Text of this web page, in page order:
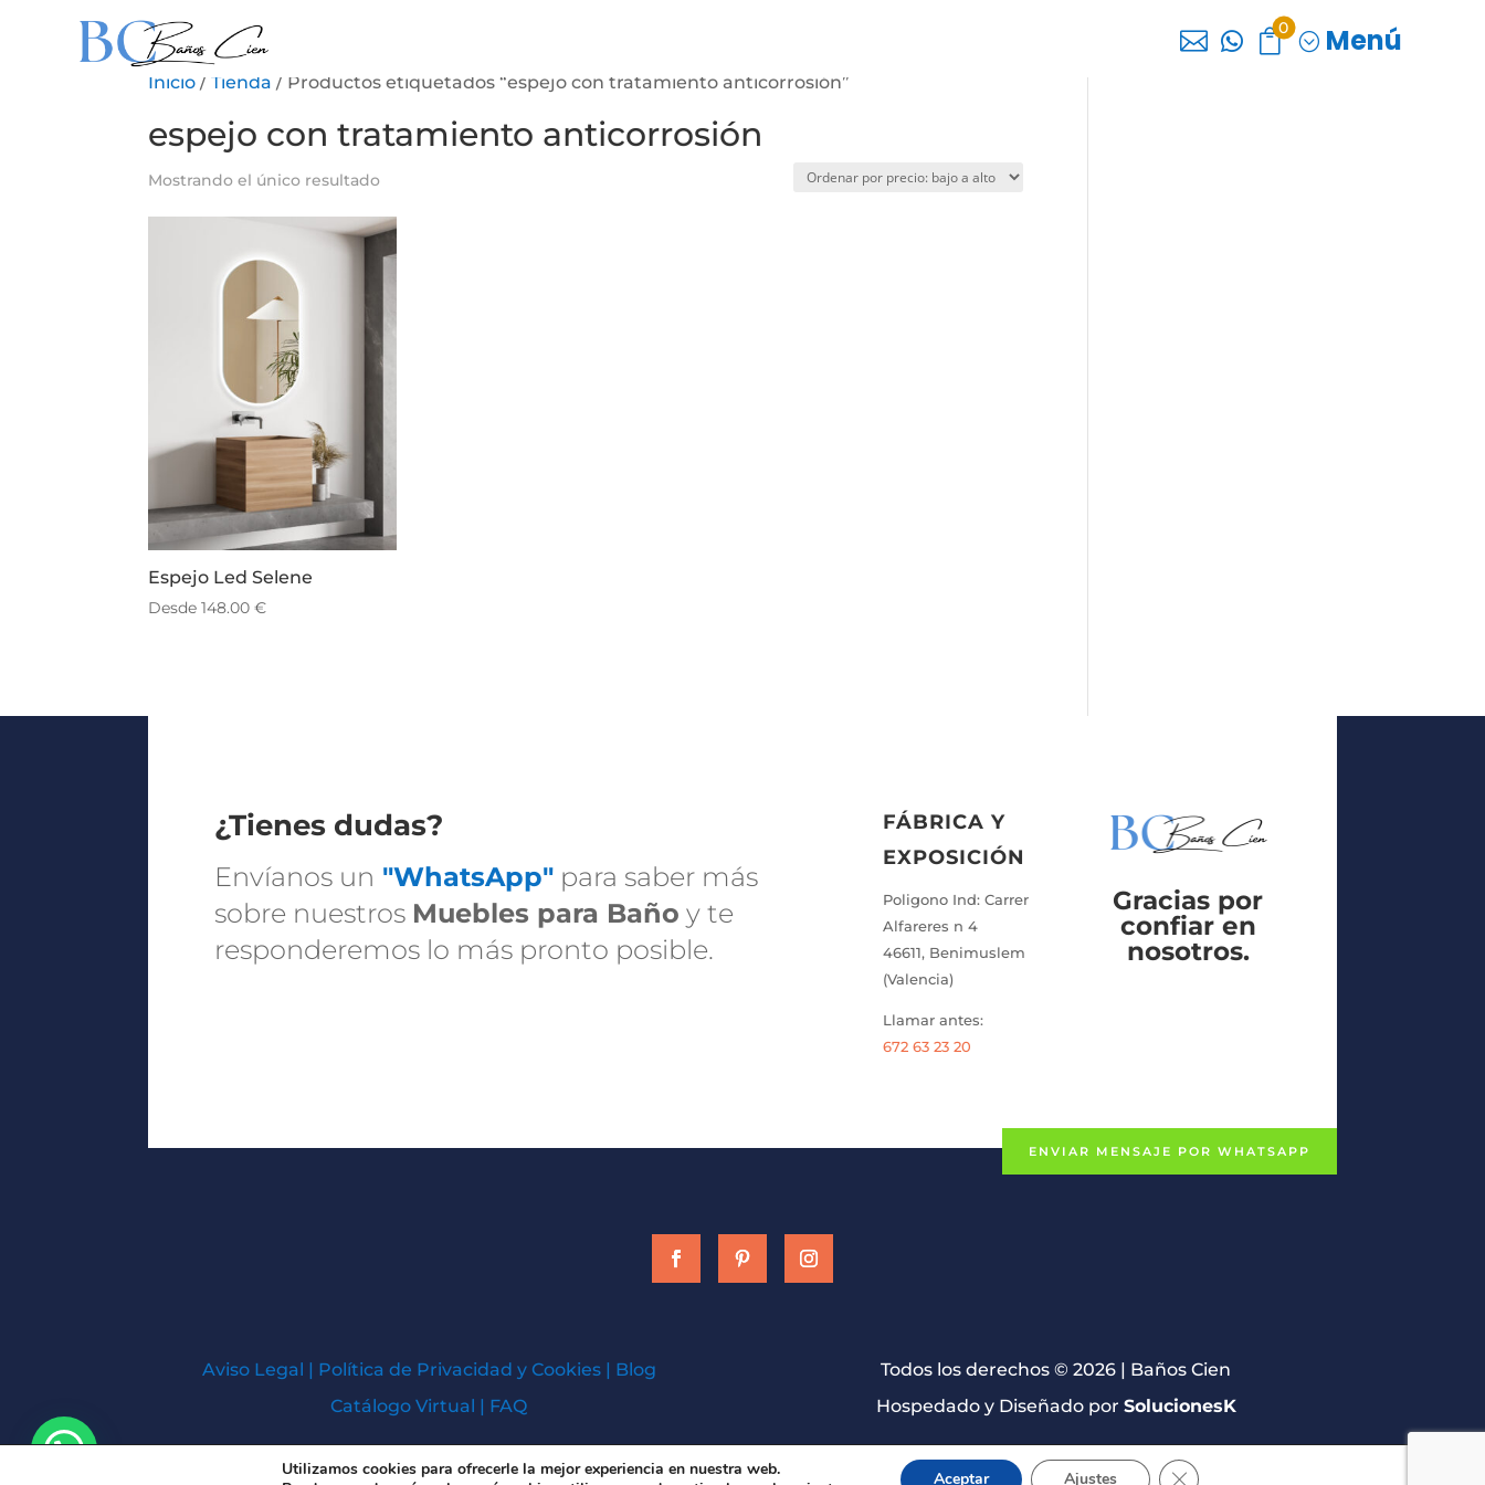
  0
; Menú
Inicio /Tienda / Productos etiquetados “espejo con tratamiento anticorrosión”
espejo con tratamiento anticorrosión
Mostrando el único resultado
Espejo Led Selene
Desde 148.00€
¿Tienes dudas?
Envíanos un "WhatsApp" para saber más
sobre nuestros Muebles para Baño y te
responderemos lo más pronto posible.
FÁBRICA Y
EXPOSICIÓN
Poligono Ind: Carrer
Alfareres n 4
46611, Benimuslem
(Valencia)
Llamar antes:
672 63 23 20
Gracias por
confiar en
nosotros.
ENVIAR MENSAJE POR WHATSAPP
Aviso Legal | Política de Privacidad y Cookies| Blog
Catálogo Virtual | FAQ
Todos los derechos © 2026 | Baños Cien
Hospedado y Diseñado por SolucionesK
Utilizamos cookies para ofrecerle la mejor experiencia en nuestra web.
Aceptar Ajustes Cerrar el banner de cookies RGPD